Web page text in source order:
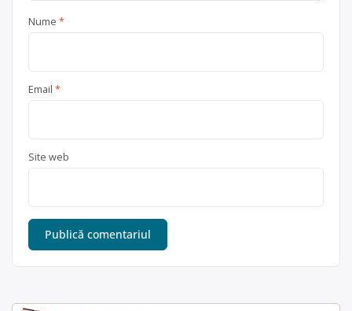
Nume *
Email *
Site web